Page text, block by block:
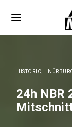
HISTORIC
24h NBR